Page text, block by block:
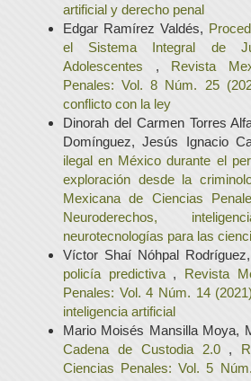
artificial y derecho penal
Edgar Ramírez Valdés,
el Sistema Integral de
Adolescentes , Revista
Penales: Vol. 8 Núm. 25
conflicto con la ley
Dinorah del Carmen Torres
Domínguez, Jesús Ignacio
ilegal en México durante el
exploración desde la
Mexicana de Ciencias
Neuroderechos,
neurotecnologías para las
Víctor Shaí Nóhpal Rodríguez,
policía predictiva , Revista
Penales: Vol. 4 Núm. 14
inteligencia artificial
Mario Moisés Mansilla Moya,
Cadena de Custodia 2.0 ,
Ciencias Penales: Vol. 5